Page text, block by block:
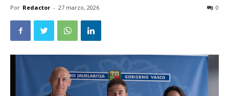
Por Redactor - 27 marzo, 2026 0